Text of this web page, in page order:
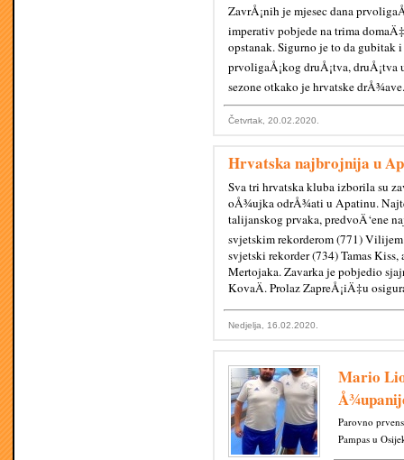
ZavrÅ¡nih je mjesec dana
imperativ pobjede na trima
opstanak. Sigurno je to da gubitak
prvoligaÅ¡kog druÅ¡tva, druÅ¡tva
sezone otkako je hrvatske drÅ¾ave.
Četvrtak, 20.02.2020.
Hrvatska najbrojnija u
Sva tri hrvatska kluba izborila su
oÅ¾ujka odrÅ¾ati u Apatinu.
talijanskog prvaka, predvoÄ‘ene
svjetskim rekorderom (771)
svjetski rekorder (734) Tamas
Mertojaka. Zavarka je pobjedio
KovaÄ. Prolaz ZapreÅ¡iÄ‡u
Nedjelja, 16.02.2020.
Mario
Parovno
Pampas u